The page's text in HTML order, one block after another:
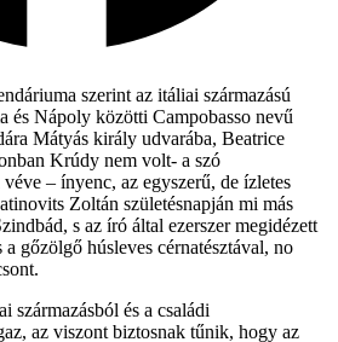
szerint az itáliai származású
és Nápoly közötti Campobasso nevű
Mátyás király udvarába, Beatrice
Krúdy nem volt- a szó
– ínyenc, az egyszerű, de ízletes
Zoltán születésnapján mi más
s az író által ezerszer megidézett
gőzölgő húsleves cérnatésztával, no
származásból és a családi
az viszont biztosnak tűnik, hogy az